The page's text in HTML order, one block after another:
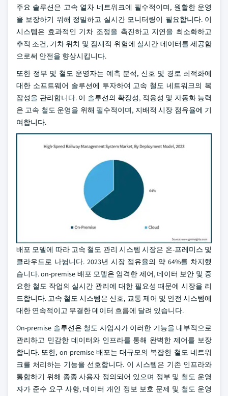
주요 솔루션은 고속 열차 네트워크에 필수적이며, 원활한 운영
을 보장하기 위해 정밀하고 실시간 모니터링이 필요합니다. 이
시스템은 효과적인 기차 조정을 촉진하고 지연을 최소화하고
추적 조건, 기차 위치 및 잠재적 위험에 실시간 데이터를 제공함
으로써 안전을 향상시킵니다.
또한 정부 및 철도 운영자는 예측 분석, 신호 및 경로 최적화에
대한 소프트웨어 솔루션에 투자하여 고속 철도 네트워크의 복
잡성을 관리합니다. 이 솔루션의 확장성, 적응성 및 자동화 능력
은 고속 철도 운영을 위해 필수적이며, 지배적 시장 점유율에 기
여합니다.
배포 모델에 따라 고속 철도 관리 시스템 시장은 온-프레미스 및
클라우드로 나뉩니다. 2023년 시장 점유율의 약 64%를 차지했
습니다. on-premise 배포 모델은 엄격한 제어, 데이터 보안 및 중
요한 철도 작업의 실시간 관리에 대한 필요성 때문에 시장을 리
드합니다. 고속 철도 시스템은 신호, 교통 제어 및 안전 시스템에
대한 연속적이고 무결한 데이터 흐름에 달려 있습니다.
On-premise 솔루션은 철도 사업자가 이러한 기능을 내부적으로
관리하고 민감한 데이터와 인프라를 통해 완벽한 제어를 보장
합니다. 또한, on-premise 배포는 대규모의 복잡한 철도 네트워
크를 처리하는 기능을 선호합니다. 이 시스템은 기존 인프라와
통합하기 위해 종종 사용자 정의되어 있으며 정부 및 철도 운영
자가 준수 요구 사항, 데이터 개인 정보 보호 문제 및 철도 운영